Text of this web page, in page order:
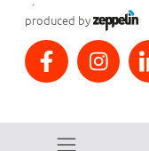
produced by